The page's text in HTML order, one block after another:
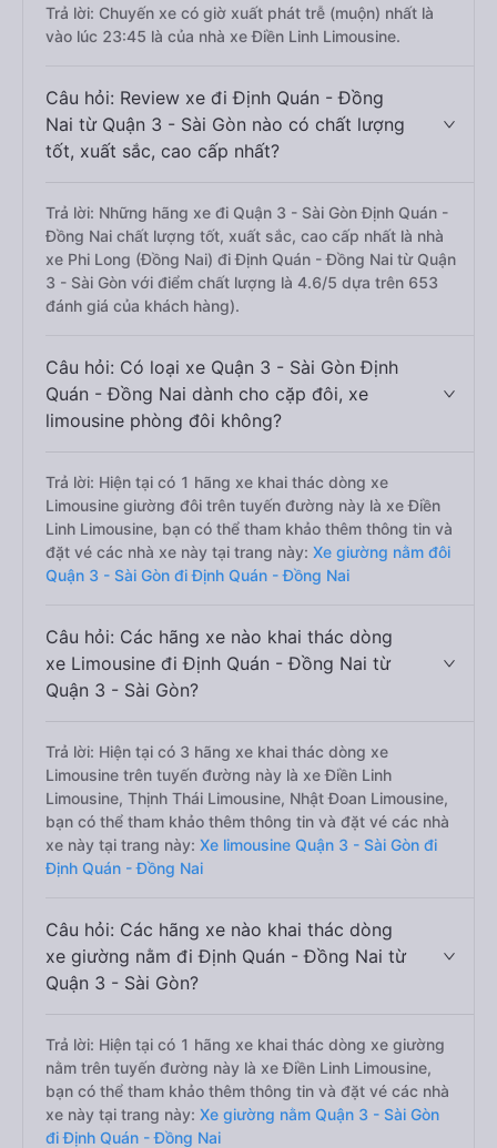
Trả lời: Chuyến xe có giờ xuất phát trễ (muộn) nhất là
vào lúc 23:45 là của nhà xe Điền Linh Limousine.
Câu hỏi: Review xe đi Định Quán - Đồng
Nai từ Quận 3 - Sài Gòn nào có chất lượng
tốt, xuất sắc, cao cấp nhất?
Trả lời: Những hãng xe đi Quận 3 - Sài Gòn Định Quán -
Đồng Nai chất lượng tốt, xuất sắc, cao cấp nhất là nhà
xe Phi Long (Đồng Nai) đi Định Quán - Đồng Nai từ Quận
3 - Sài Gòn với điểm chất lượng là 4.6/5 dựa trên 653
đánh giá của khách hàng).
Câu hỏi: Có loại xe Quận 3 - Sài Gòn Định
Quán - Đồng Nai dành cho cặp đôi, xe
limousine phòng đôi không?
Trả lời: Hiện tại có 1 hãng xe khai thác dòng xe
Limousine giường đôi trên tuyến đường này là xe Điền
Linh Limousine, bạn có thể tham khảo thêm thông tin và
đặt vé các nhà xe này tại trang này: Xe giường nằm đôi
Quận 3 - Sài Gòn đi Định Quán - Đồng Nai
Câu hỏi: Các hãng xe nào khai thác dòng
xe Limousine đi Định Quán - Đồng Nai từ
Quận 3 - Sài Gòn?
Trả lời: Hiện tại có 3 hãng xe khai thác dòng xe
Limousine trên tuyến đường này là xe Điền Linh
Limousine, Thịnh Thái Limousine, Nhật Đoan Limousine,
bạn có thể tham khảo thêm thông tin và đặt vé các nhà
xe này tại trang này: Xe limousine Quận 3 - Sài Gòn đi
Định Quán - Đồng Nai
Câu hỏi: Các hãng xe nào khai thác dòng
xe giường nằm đi Định Quán - Đồng Nai từ
Quận 3 - Sài Gòn?
Trả lời: Hiện tại có 1 hãng xe khai thác dòng xe giường
nằm trên tuyến đường này là xe Điền Linh Limousine,
bạn có thể tham khảo thêm thông tin và đặt vé các nhà
xe này tại trang này: Xe giường nằm Quận 3 - Sài Gòn
đi Định Quán - Đồng Nai